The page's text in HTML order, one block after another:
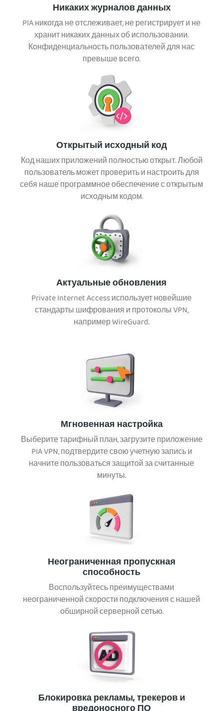
Никаких журналов данных
PIA никогда не отслеживает, не регистрирует и не
хранит никаких данных об использовании.
Конфиденциальность пользователей для нас
превыше всего.
Открытый исходный код
Код наших приложений полностью открыт. Любой
пользователь может проверить и настроить для
себя наше программное обеспечение с открытым
исходным кодом.
Актуальные обновления
Private Internet Access использует новейшие
стандарты шифрования и протоколы VPN,
например WireGuard.
Мгновенная настройка
Выберите тарифный план, загрузите приложение
PIA VPN, подтвердите свою учетную запись и
начните пользоваться защитой за считанные
минуты.
Неограниченная пропускная
способность
Воспользуйтесь преимуществами
неограниченной скорости подключения с нашей
обширной серверной сетью.
Блокировка рекламы, трекеров и